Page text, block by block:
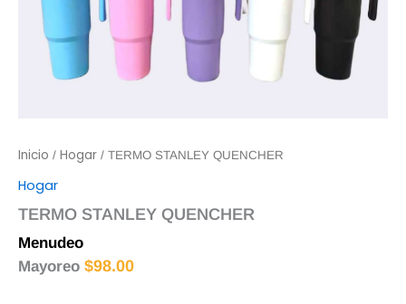
Inicio / Hogar / TERMO STANLEY QUENCHER
Hogar
TERMO STANLEY QUENCHER
Menudeo
Mayoreo $98.00